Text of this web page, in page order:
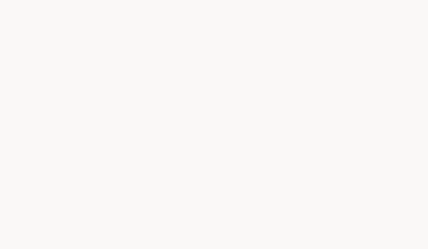
Sassandra Prémium